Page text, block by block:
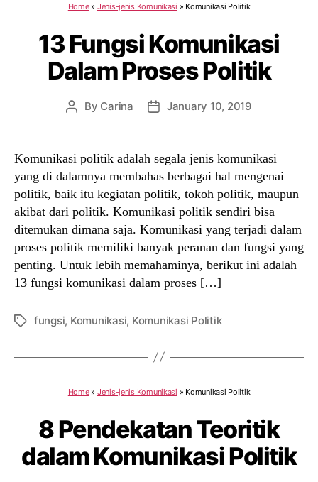
Home» Jenis-jenis Komunikasi » Komunikasi Politik
13 Fungsi Komunikasi
Dalam Proses Politik
Post
By Carina
PostJanuary 10, 2019
Komunikasi politik adalah segala jenis komunikasi
yang di dalamnya membahas berbagai hal mengenai
politik, baik itu kegiatan politik, tokoh politik, maupun
akibat dari politik. Komunikasi politik sendiri bisa
ditemukan dimana saja. Komunikasi yang terjadi dalam
proses politik memiliki banyak peranan dan fungsi yang
penting. Untuk lebih memahaminya, berikut ini adalah
13 fungsi komunikasi dalam proses […]
Tagsfungsi, Komunikasi, Komunikasi Politik
Home» Jenis-jenis Komunikasi » Komunikasi Politik
8 Pendekatan Teoritik
dalam Komunikasi Politik